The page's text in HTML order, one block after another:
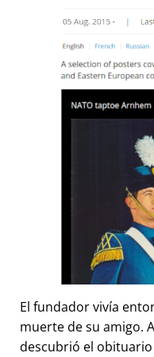
El fundador vivía
muerte de su amigo.
descubrió el